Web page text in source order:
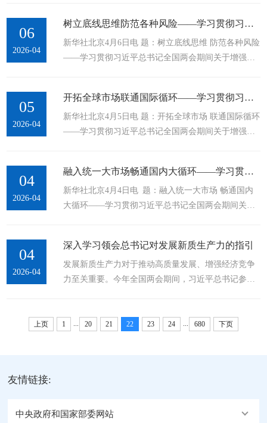
应链韧性和安全水平，...
06
2026-04
树立底线思维防范各种风险——学习贯彻习近平总书记全国两会期间关于增...
新华社北京4月6日电 题：树立底线思维 防范各种风险
——学习贯彻习近平总书记全国两会期间关于增强经
效防范化解风险，...
05
2026-04
开拓全球市场联通国际循环——学习贯彻习近平总书记全国两会期间关于增...
新华社北京4月5日电 题：开拓全球市场 联通国际循环
——学习贯彻习近平总书记全国两会期间关于增强经
是应对冲击挑战的有效手段。...
04
2026-04
融入统一大市场畅通国内大循环——学习贯彻习近平总书记全国两会期间关...
新华社北京4月4日电 题：融入统一大市场 畅通国内
大循环——学习贯彻习近平总书记全国两会期间关于
国的优势所在。...
04
2026-04
深入学习领会总书记对发展新质生产力的指引
发展新质生产力对于推动高质量发展、增强经济竞争
力至关重要。今年全国两会期间，习近平总书记参加
抢占科技制高点上实现新突破，...
上页 1 20 21 22 23 24 680 下页
友情链接:
中央政府和国家部委网站